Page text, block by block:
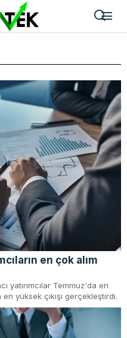
en çok alım
yatırımcılar Temmuz'da en
yüksek çıkışı gerçekleştirdi.